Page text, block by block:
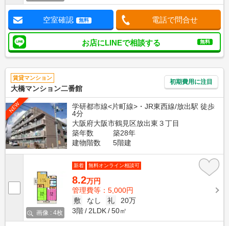
空室確認 無料 電話で問合せ
お店にLINEで相談する 無料
賃貸マンション
大橋マンション二番館
初期費用に注目
NEW
学研都市線<片町線>・JR東西線/放出駅 徒歩
4分
大阪府大阪市鶴見区放出東３丁目
築年数
築28年
建物階数
5階建
画像 : 4枚
新着 無料オンライン相談可
8.2万円
管理費等：5,000円
敷
なし 礼
20万
3階
2LDK 50㎡